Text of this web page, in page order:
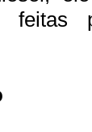
feitas